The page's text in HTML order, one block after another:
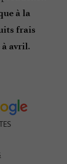
à la
frais
à avril.